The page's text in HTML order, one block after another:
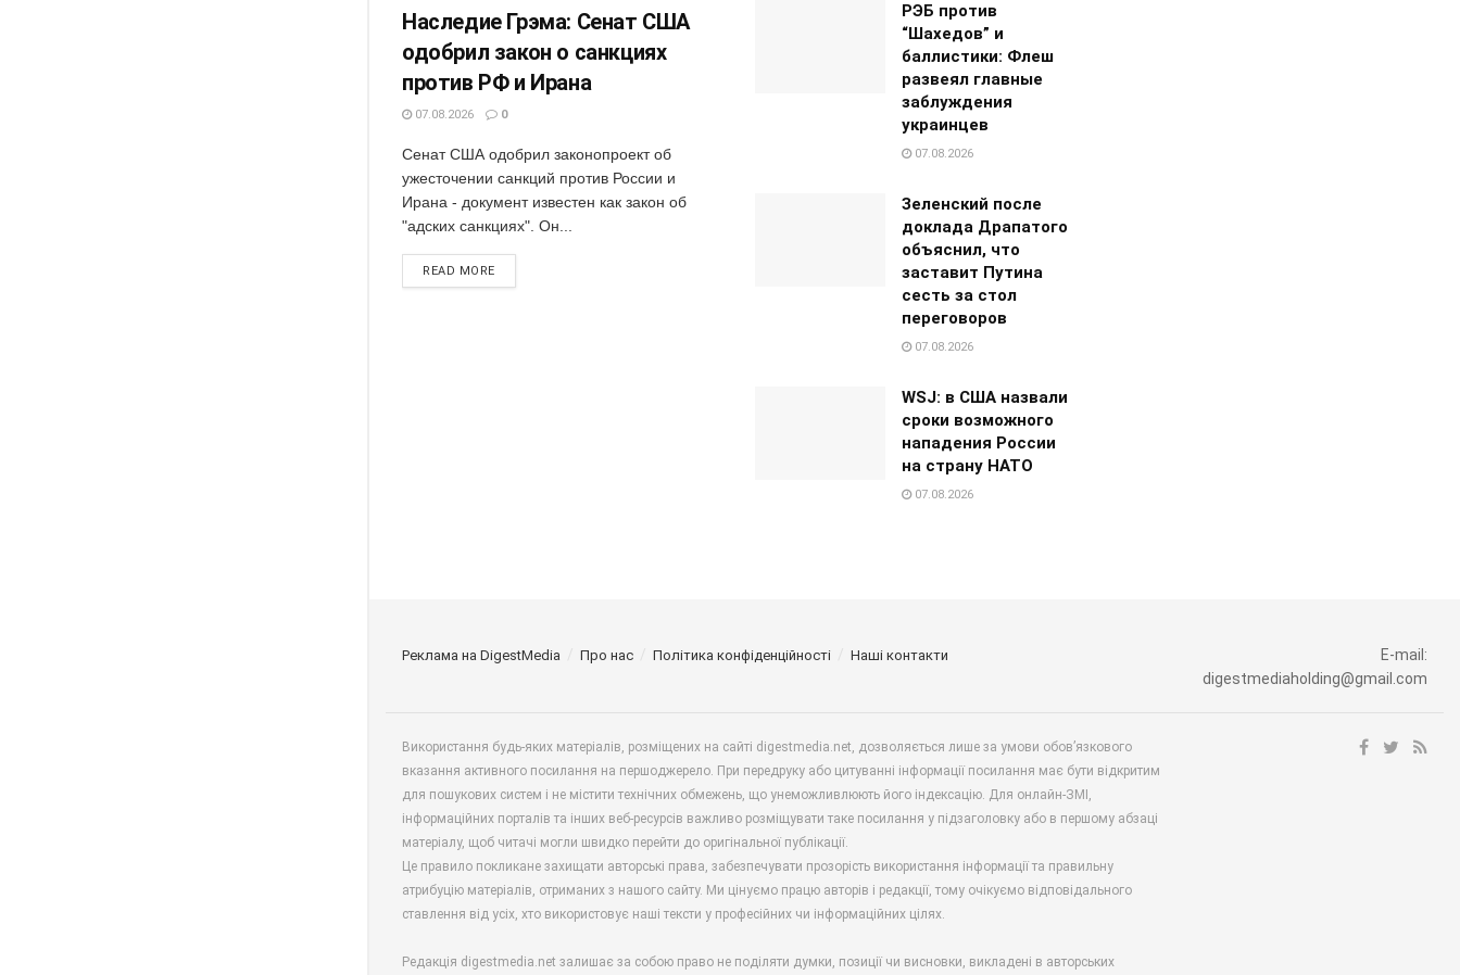
Наследие Грэма: Сенат США
одобрил закон о санкциях
против РФ и Ирана
07.08.2026 0
Сенат США одобрил законопроект об
ужесточении санкций против России и
Ирана - документ известен как закон об
"адских санкциях". Он...
READ MORE
РЭБ против
“Шахедов” и
баллистики: Флеш
развеял главные
заблуждения
украинцев
07.08.2026
Зеленский после
доклада Драпатого
объяснил, что
заставит Путина
сесть за стол
переговоров
07.08.2026
WSJ: в США назвали
сроки возможного
нападения России
на страну НАТО
07.08.2026
Реклама на DigestMedia Про нас Політика конфіденційності Наші контакти
E-mail:
digestmediaholding@gmail.com
Використання будь-яких матеріалів, розміщених на сайті digestmedia.net, дозволяється лише за умови обов’язкового
вказання активного посилання на першоджерело. При передруку або цитуванні інформації посилання має бути відкритим
для пошукових систем і не містити технічних обмежень, що унеможливлюють його індексацію. Для онлайн-ЗМІ,
інформаційних порталів та інших веб-ресурсів важливо розміщувати таке посилання у підзаголовку або в першому абзаці
матеріалу, щоб читачі могли швидко перейти до оригінальної публікації.
Це правило покликане захищати авторські права, забезпечувати прозорість використання інформації та правильну
атрибуцію матеріалів, отриманих з нашого сайту. Ми цінуємо працю авторів і редакції, тому очікуємо відповідального
ставлення від усіх, хто використовує наші тексти у професійних чи інформаційних цілях.
Редакція digestmedia.net залишає за собою право не поділяти думки, позиції чи висновки, викладені в авторських